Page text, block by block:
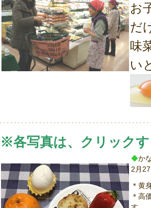
お
だ
味
い
※各写真は、クリック
◆か
2月
＊黄
＊高